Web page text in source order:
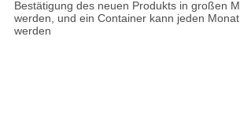
Bestätigung des neuen Produkts in großen
werden, und ein Container kann jeden
werden